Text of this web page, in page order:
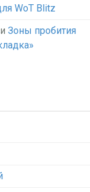
WoT Blitz
Зоны пробития